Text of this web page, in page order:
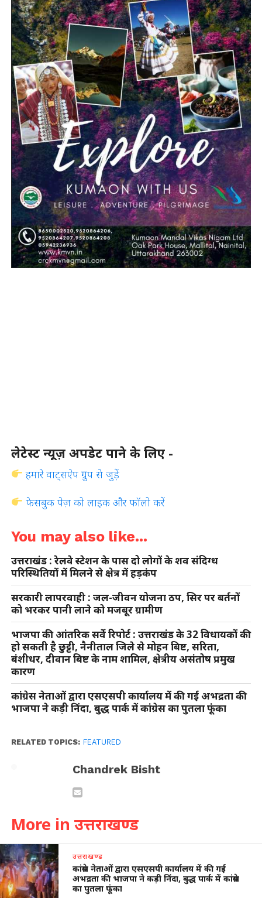
लेटेस्ट न्यूज़ अपडेट पाने के लिए -
हमारे वाट्सऐप ग्रुप से जुड़ें
फेसबुक पेज़ को लाइक और फॉलो करें
You may also like...
उत्तराखंड : रेलवे स्टेशन के पास दो लोगों के शव संदिग्ध
परिस्थितियों में मिलने से क्षेत्र में हड़कंप
सरकारी लापरवाही : जल-जीवन योजना ठप, सिर पर बर्तनों
को भरकर पानी लाने को मजबूर ग्रामीण
भाजपा की आंतरिक सर्वे रिपोर्ट : उत्तराखंड के 32 विधायकों की
हो सकती है छुट्टी, नैनीताल जिले से मोहन बिष्ट, सरिता,
बंशीधर, दीवान बिष्ट के नाम शामिल, क्षेत्रीय असंतोष प्रमुख
कारण
कांग्रेस नेताओं द्वारा एसएसपी कार्यालय में की गई अभद्रता की
भाजपा ने कड़ी निंदा, बुद्ध पार्क में कांग्रेस का पुतला फूंका
RELATED TOPICS: FEATURED
Chandrek Bisht
More in उत्तराखण्ड
उत्तराखण्ड
कांग्रेस नेताओं द्वारा एसएसपी कार्यालय में की गई
अभद्रता की भाजपा ने कड़ी निंदा, बुद्ध पार्क में कांग्रेस
का पुतला फूंका